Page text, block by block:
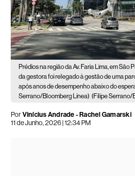
Prédios na região da Av. Faria Lima, em São
da gestora foi relegado à gestão de uma
após anos de desempenho abaixo do
Serrano/Bloomberg Línea) (Filipe Serrano/
PorVinícius Andrade - Rachel Gamarski
11 de Junho, 2026 | 12:34 PM